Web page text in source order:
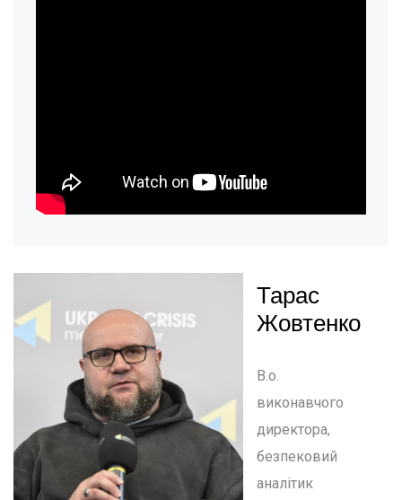
Тарас
Жовтенко
В.о.
виконавчого
директора,
безпековий
аналітик